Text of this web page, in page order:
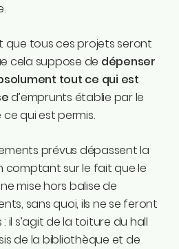
que tous ces projets seront
cela suppose de dépenser
tout ce qui est
d’emprunts établie par le
ce qui est permis.
prévus dépassent la
comptant sur le fait que le
mise hors balise de
sans quoi, ils ne se feront
il s’agit de la toiture du hall
de la bibliothèque et de